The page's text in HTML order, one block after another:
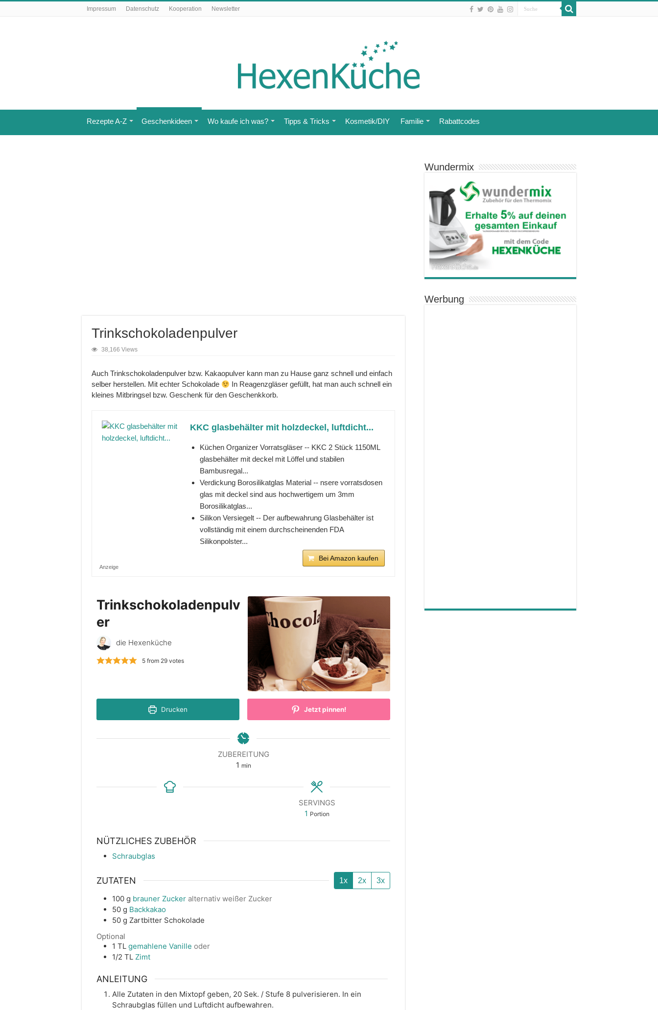
Impressum Datenschutz Kooperation Newsletter
Rezepte A-Z Geschenkideen Wo kaufe ich was? Tipps & Tricks Kosmetik/DIY Familie Rabattcodes
Trinkschokoladenpulver
38,166 Views
Auch Trinkschokoladenpulver bzw. Kakaopulver kann man zu Hause ganz schnell und einfach
selber herstellen. Mit echter Schokolade
In Reagenzgläser gefüllt, hat man auch schnell ein
kleines Mitbringsel bzw. Geschenk für den Geschenkkorb.
KKC glasbehälter mit holzdeckel, luftdicht...
Küchen Organizer Vorratsgläser -- KKC 2 Stück 1150ML
glasbehälter mit deckel mit Löffel und stabilen
Bambusregal...
Verdickung Borosilikatglas Material -- nsere vorratsdosen
glas mit deckel sind aus hochwertigem um 3mm
Borosilikatglas...
Silikon Versiegelt -- Der aufbewahrung Glasbehälter ist
vollständig mit einem durchscheinenden FDA
Silikonpolster...
Bei Amazon kaufen
Anzeige
Trinkschokoladenpulv
er
die Hexenküche
5from 29votes
Drucken Jetzt pinnen!
ZUBEREITUNG
1 minute
min
SERVINGS
1 Portion
NÜTZLICHES ZUBEHÖR
Schraubglas
ZUTATEN 1x 2x 3x
100 g brauner Zucker alternativ weißer Zucker
50 g Backkakao
50 g Zartbitter Schokolade
Optional
1 TL gemahlene Vanille oder
1/2 TL Zimt
ANLEITUNG
Alle Zutaten in den Mixtopf geben, 20 Sek. / Stufe 8 pulverisieren. In ein
Schraubglas füllen und Luftdicht aufbewahren.
Wundermix
Werbung